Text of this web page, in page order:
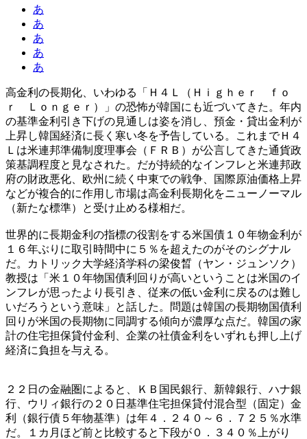
あ
あ
あ
あ
あ
高金利の長期化、いわゆる「Ｈ４Ｌ（Ｈｉｇｈｅｒ ｆｏ
ｒ Ｌｏｎｇｅｒ）」の恐怖が韓国にも近づいてきた。年内
の基準金利引き下げの見通しは姿を消し、預金・貸出金利が
上昇し韓国経済に長く寒い冬を予告している。これまでＨ４
Ｌは米連邦準備制度理事会（ＦＲＢ）が公言してきた通貨政
策基調程度と見なされた。だが持続的なインフレと米連邦政
府の財政悪化、欧州に続く中東での戦争、国際原油価格上昇
などが複合的に作用し市場は高金利長期化をニューノーマル
（新たな標準）と受け止める様相だ。
世界的に長期金利の指標の役割をする米国債１０年物金利が
１６年ぶりに取引時間中に５％を超えたのがそのシグナル
だ。カトリック大学経済学科の梁俊晳（ヤン・ジュンソク）
教授は「米１０年物国債利回りが高いということは米国のイ
ンフレが思ったより長引き、従来の低い金利に戻るのは難し
いだろうという意味」と話した。問題は韓国の長期物国債利
回りが米国の長期物に同調する傾向が濃厚な点だ。韓国の家
計の住宅担保貸付金利、企業の社債金利をいずれも押し上げ
経済に負担を与える。
２２日の金融圏によると、ＫＢ国民銀行、新韓銀行、ハナ銀
行、ウリィ銀行の２０日基準住宅担保貸付混合型（固定）金
利（銀行債５年物基準）は年４．２４０～６．７２５％水準
だ。１カ月ほど前と比較すると下段が０．３４０％上がり